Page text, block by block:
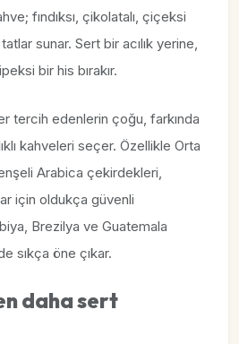
fındıksı, çikolatalı, çiçeksi
sunar. Sert bir acılık yerine,
bir his bırakır.
tercih edenlerin çoğu, farkında
kahveleri seçer. Özellikle Orta
Arabica çekirdekleri,
için oldukça güvenli
Brezilya ve Guatemala
sıkça öne çıkar.
daha sert